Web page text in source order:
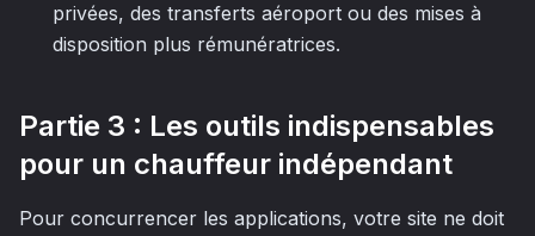
privées, des transferts aéroport ou des mises à
disposition plus rémunératrices.
Partie 3 : Les outils indispensables
pour un chauffeur indépendant
Pour concurrencer les applications, votre site ne doit